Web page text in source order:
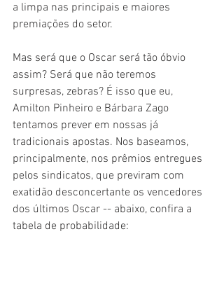
a limpa nas principais e maiores
premiações do setor.
Mas será que o Oscar será tão óbvio
assim? Será que não teremos
surpresas, zebras? É isso que eu,
Amilton Pinheiro e Bárbara Zago
tentamos prever em nossas já
tradicionais apostas. Nos baseamos,
principalmente, nos prêmios entregues
pelos sindicatos, que previram com
exatidão desconcertante os vencedores
dos últimos Oscar -- abaixo, confira a
tabela de probabilidade: